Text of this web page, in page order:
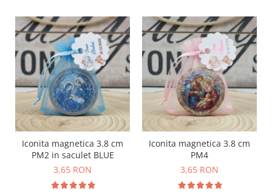
Iconita magnetica 3.8 cm
PM2 in saculet BLUE
3,65 RON
Iconita magnetica 3.8 cm
PM4
3,65 RON